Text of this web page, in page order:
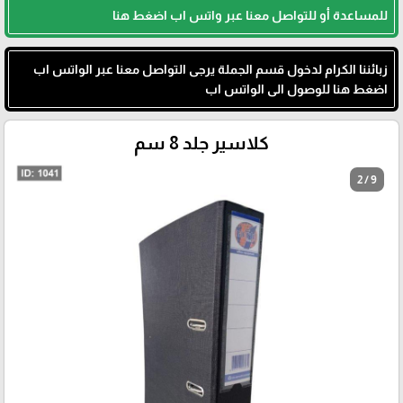
للمساعدة أو للتواصل معنا عبر واتس اب اضغط هنا
زبائننا الكرام لدخول قسم الجملة يرجى التواصل معنا عبر الواتس اب
اضغط هنا للوصول الى الواتس اب
كلاسير جلد 8 سم
2 / 9